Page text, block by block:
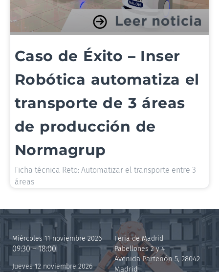
Caso de Éxito – Inser
Robótica automatiza el
transporte de 3 áreas
de producción de
Normagrup
Ficha técnica Reto: Automatizar el transporte entre 3
áreas
Miércoles 11 noviembre 2026
09:30 – 18:00
Jueves 12 noviembre 2026
Feria de Madrid
Pabellones 2 y 4
Avenida Partenón 5, 28042
Madrid